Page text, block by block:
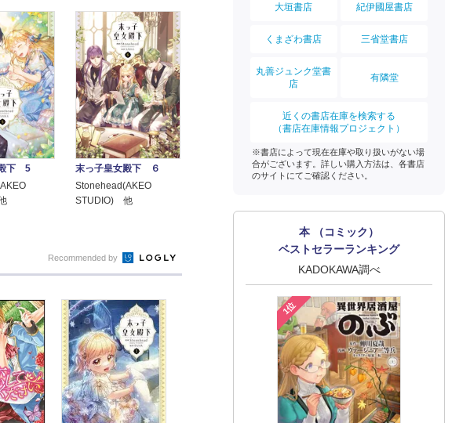
下 5
末っ子皇女殿下 ６
Stonehead(AKEO
STUDIO) 他
大垣書店 紀伊國屋書店
くまざわ書店 三省堂書店
丸善ジュンク堂書
店
有隣堂
近くの書店在庫を検索する
（書店在庫情報プロジェクト）
※書店によって現在在庫や取り扱いがない場
合がございます。詳しい購入方法は、各書店
のサイトにてご確認ください。
本 （コミック）
ベストセラーランキング
KADOKAWA調べ
1位
Recommended by